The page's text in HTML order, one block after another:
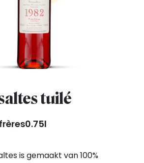
tuilé
0.75l
is gemaakt van 100%